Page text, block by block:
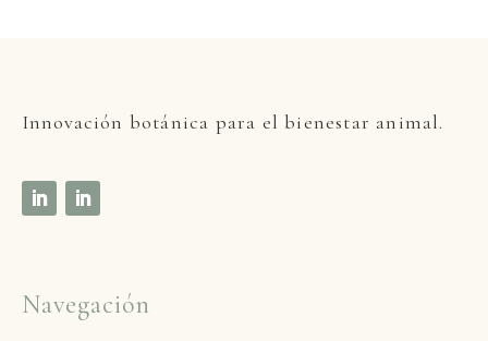
Innovación botánica para el bienestar animal.
Navegación